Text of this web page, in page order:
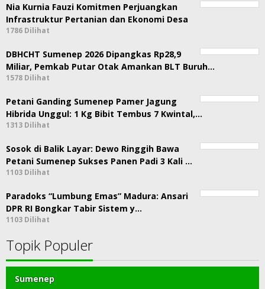
Nia Kurnia Fauzi Komitmen Perjuangkan
Infrastruktur Pertanian dan Ekonomi Desa
1786 Dilihat
DBHCHT Sumenep 2026 Dipangkas Rp28,9
Miliar, Pemkab Putar Otak Amankan BLT Buruh…
1578 Dilihat
Petani Ganding Sumenep Pamer Jagung
Hibrida Unggul: 1 Kg Bibit Tembus 7 Kwintal,…
1313 Dilihat
Sosok di Balik Layar: Dewo Ringgih Bawa
Petani Sumenep Sukses Panen Padi 3 Kali …
1103 Dilihat
Paradoks “Lumbung Emas” Madura: Ansari
DPR RI Bongkar Tabir Sistem y…
1103 Dilihat
Topik Populer
Sumenep